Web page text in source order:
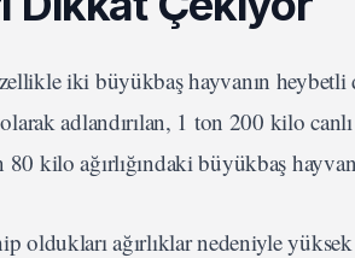
iki büyükbaş hayvanın
adlandırılan, 1 ton 200 kilo canlı
kilo ağırlığındaki büyükbaş
oldukları ağırlıklar nedeniyle